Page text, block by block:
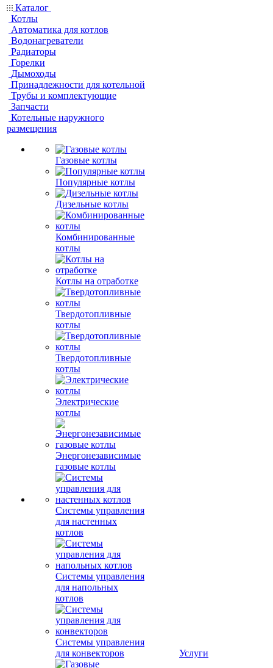
Каталог
Котлы
Автоматика для котлов
Водонагреватели
Радиаторы
Горелки
Дымоходы
Принадлежности для котельной
Трубы и комплектующие
Запчасти
Котельные наружного
размещения
Газовые котлы
Популярные котлы
Дизельные котлы
Комбинированные
котлы
Котлы на отработке
Твердотопливные
котлы
Твердотопливные
котлы
Электрические
котлы
Энергонезависимые
газовые котлы
Системы управления
для настенных
котлов
Системы управления
для напольных
котлов
Системы управления
для конвекторов
Услуги